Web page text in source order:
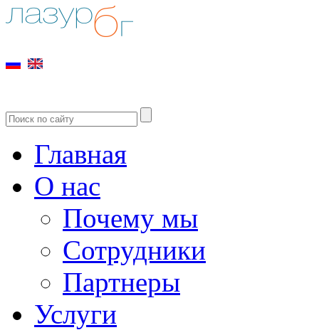
Главная
О нас
Почему мы
Сотрудники
Партнеры
Услуги